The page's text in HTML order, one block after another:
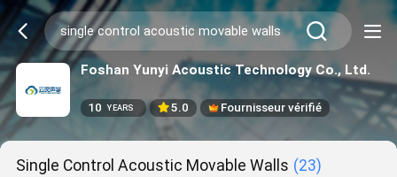
Foshan Yunyi Acoustic Technology Co., Ltd.
10 YEARS 5.0 Fournisseur vérifié
Single Control Acoustic Movable Walls (23)